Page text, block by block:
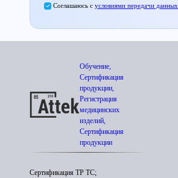
Соглашаюсь с условиями передачи данных
Обучение,
Сертификация
продукции,
Регистрация
медицинских
изделий,
Сертификация
продукции
Сертификация ТР ТС;